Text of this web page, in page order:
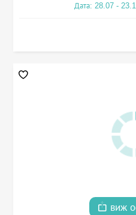
Дата: 28.07 -
виж